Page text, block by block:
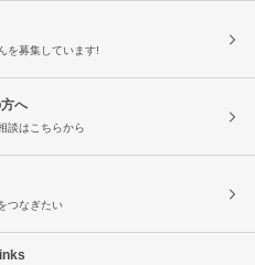
を募集しています!
へ
談はこちらから
つなぎたい